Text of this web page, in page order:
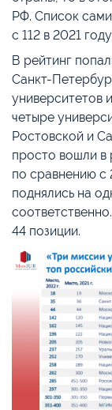
РФ. Список
с 112 в 2021
В рейтинг
Санкт-
университетов
четыре
Ростовской и
просто вошли в
по сравнению с
поднялись на
44 позиции.